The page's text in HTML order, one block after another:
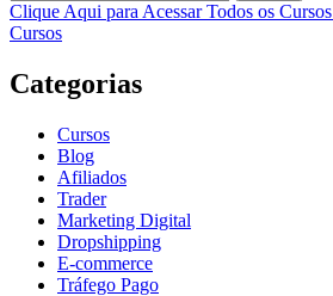
Clique Aqui para Acessar Todos os Cursos
Cursos
Categorias
Cursos
Blog
Afiliados
Trader
Marketing Digital
Dropshipping
E-commerce
Tráfego Pago